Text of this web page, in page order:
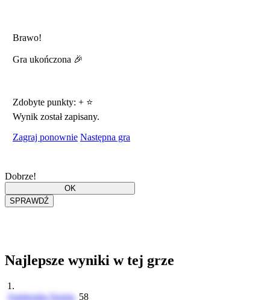
Brawo!
Gra ukończona 🎉
Zdobyte punkty: +⭐
Wynik został zapisany.
Zagraj ponownie Następna gra
Dobrze!
Najlepsze wyniki w tej grze
1.
Agnieszka Soraja 58